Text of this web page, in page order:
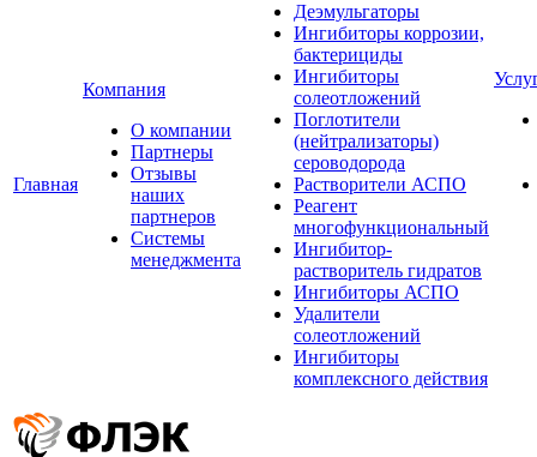
Главная
Компания
О компании
Партнеры
Отзывы
наших
партнеров
Системы
менеджмента
Деэмульгаторы
Ингибиторы коррозии,
бактерициды
Ингибиторы
солеотложений
Поглотители
(нейтрализаторы)
сероводорода
Растворители АСПО
Реагент
многофункциональный
Ингибитор-
растворитель гидратов
Ингибиторы АСПО
Удалители
солеотложений
Ингибиторы
комплексного действия